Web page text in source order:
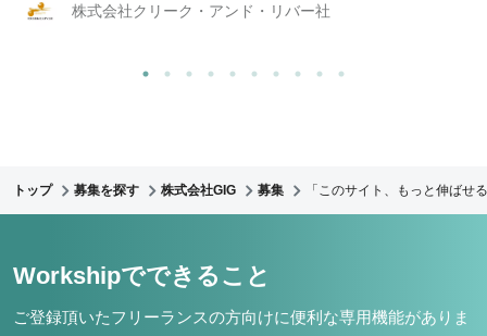
株式会社クリーク・アンド・リバー社
トップ 募集を探す 株式会社GIG 募集 「このサイト、もっと伸ば
Workshipでできること
ご登録頂いたフリーランスの方向けに便利な専用機能がありま